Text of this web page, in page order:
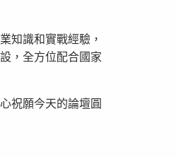
知識和實戰經驗，
，全方位配合國家
祝願今天的論壇圓